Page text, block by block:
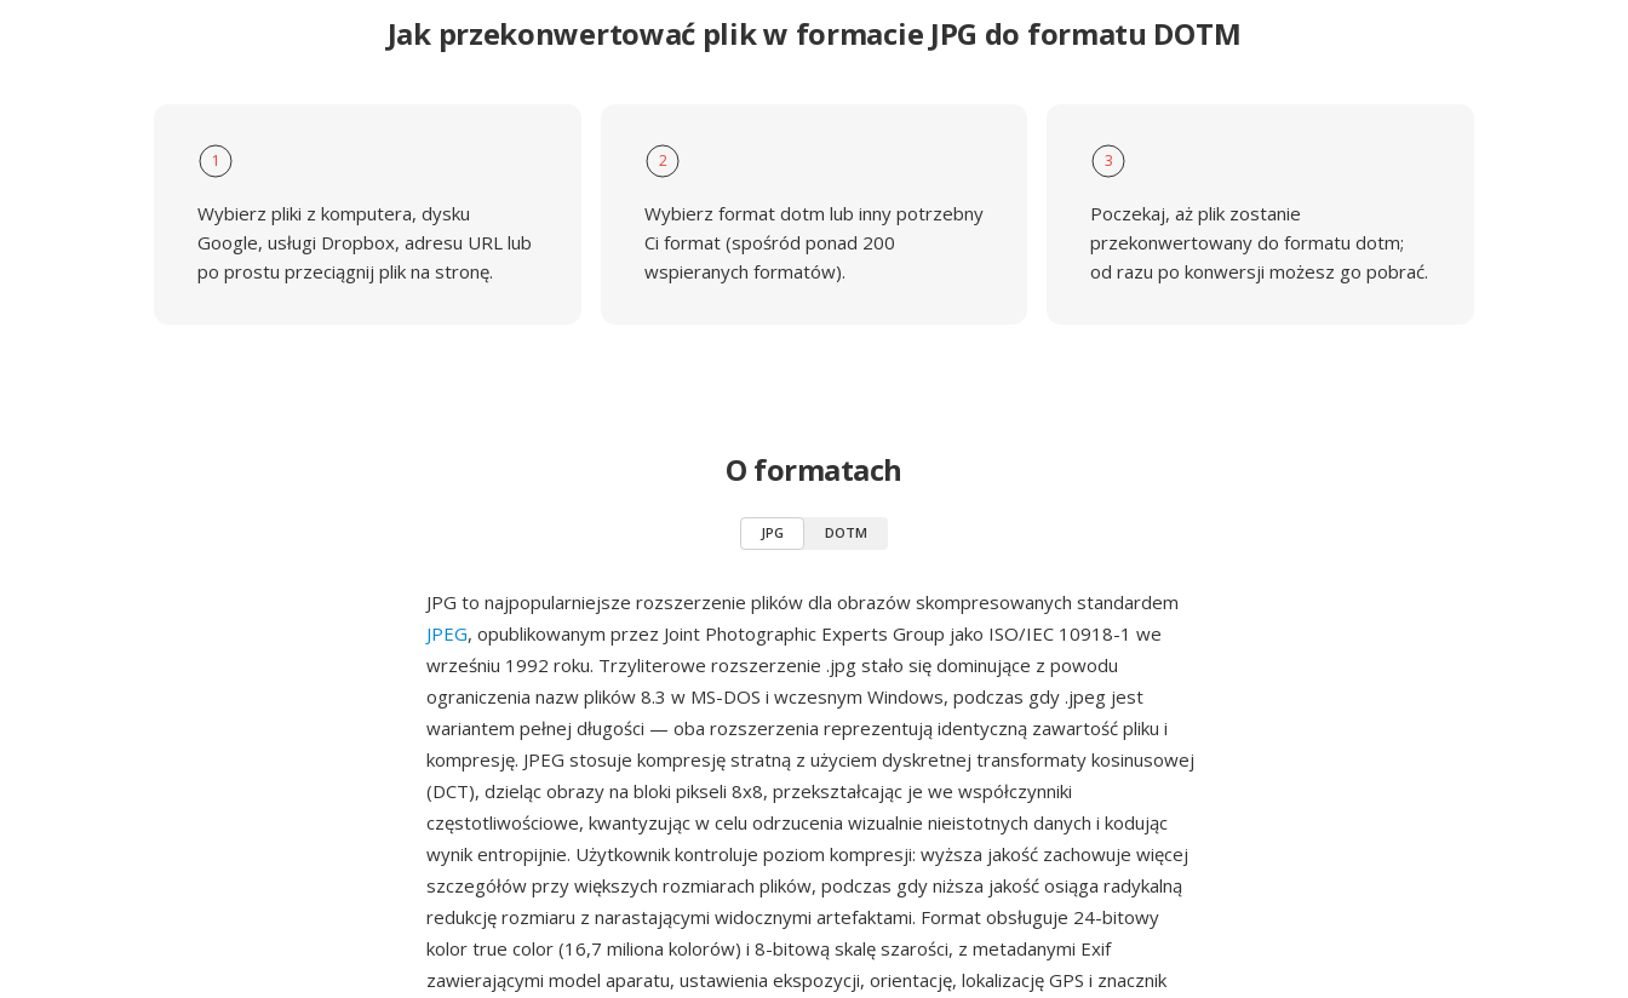
Jak przekonwertować plik w formacie JPG do formatu DOTM
1
Wybierz pliki z komputera, dysku
Google, usługi Dropbox, adresu URL lub
po prostu przeciągnij plik na stronę.
2
Wybierz format dotm lub inny potrzebny
Ci format (spośród ponad 200
wspieranych formatów).
3
Poczekaj, aż plik zostanie
przekonwertowany do formatu dotm;
od razu po konwersji możesz go pobrać.
O formatach
JPG DOTM
JPG to najpopularniejsze rozszerzenie plików dla obrazów skompresowanych standardem
JPEG, opublikowanym przez Joint Photographic Experts Group jako ISO/IEC 10918-1 we
wrześniu 1992 roku. Trzyliterowe rozszerzenie .jpg stało się dominujące z powodu
ograniczenia nazw plików 8.3 w MS-DOS i wczesnym Windows, podczas gdy .jpeg jest
wariantem pełnej długości — oba rozszerzenia reprezentują identyczną zawartość pliku i
kompresję. JPEG stosuje kompresję stratną z użyciem dyskretnej transformaty kosinusowej
(DCT), dzieląc obrazy na bloki pikseli 8x8, przekształcając je we współczynniki
częstotliwościowe, kwantyzując w celu odrzucenia wizualnie nieistotnych danych i kodując
wynik entropijnie. Użytkownik kontroluje poziom kompresji: wyższa jakość zachowuje więcej
szczegółów przy większych rozmiarach plików, podczas gdy niższa jakość osiąga radykalną
redukcję rozmiaru z narastającymi widocznymi artefaktami. Format obsługuje 24-bitowy
kolor true color (16,7 miliona kolorów) i 8-bitową skalę szarości, z metadanymi Exif
zawierającymi model aparatu, ustawienia ekspozycji, orientację, lokalizację GPS i znacznik